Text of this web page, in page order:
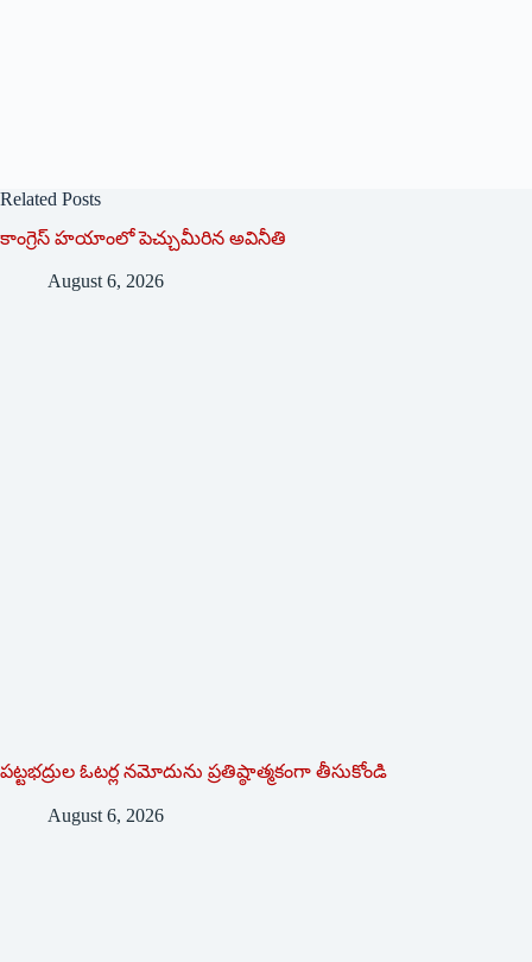
Related Posts
కాంగ్రెస్ హయాంలో పెచ్చుమీరిన అవినీతి
August 6, 2026
పట్టభద్రుల ఓటర్ల నమోదును ప్రతిష్ఠాత్మకంగా తీసుకోండి
August 6, 2026